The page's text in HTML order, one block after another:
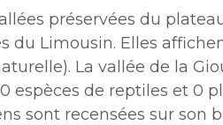
préservées du
du Limousin. Elles
La vallée de la
espèces de reptiles et 0
sont recensées sur son